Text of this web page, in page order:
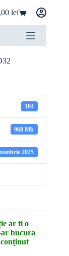
lei
184
968 Mb
2025
ar fi o
ar bucura